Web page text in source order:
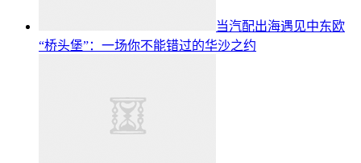
当汽配出海遇见中东欧
“桥头堡”：一场你不能错过的华沙之约